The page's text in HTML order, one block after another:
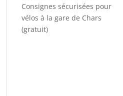
Consignes sécurisées pour
vélos à la gare de Chars
(gratuit)